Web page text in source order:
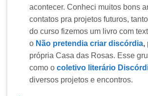
acontecer. Conheci muitos bons
contatos pra projetos futuros,
do curso fizemos um livro com
o Não pretendia criar discórdia,
própria Casa das Rosas. Esse
como o coletivo literário
diversos projetos e encontros.